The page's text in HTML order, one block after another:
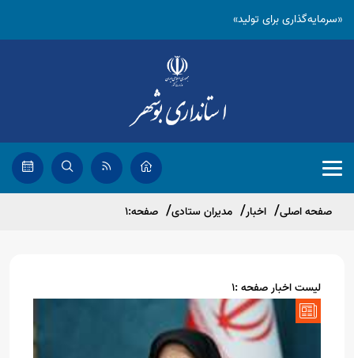
«سرمایه‌گذاری برای تولید»
صفحه اصلی اخبار مدیران ستادی صفحه:1
لیست اخبار صفحه :1